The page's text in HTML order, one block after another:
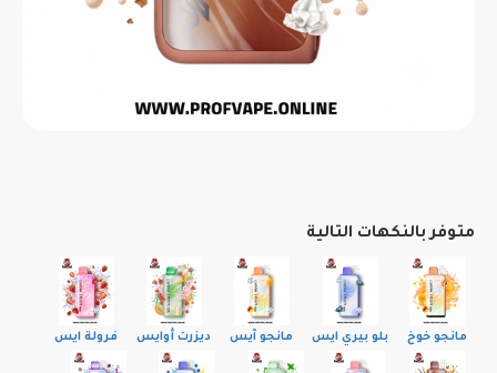
متوفر بالنكهات التالية
مانجو خوخ بلو بيري ايس مانجو آيس ديزرت أوايس فرولة ايس